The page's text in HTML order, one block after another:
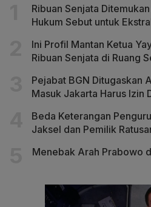
Ribuan Senjata
Hukum Sebut untuk
Ini Profil Mantan Ketua
Ribuan Senjata di Ruang
Pejabat BGN Ditugaskan
Masuk Jakarta Harus Izin
Beda Keterangan
Jaksel dan Pemilik
Menebak Arah Prabowo